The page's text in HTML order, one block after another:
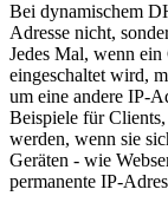
Bei dynamischem
Adresse nicht,
Jedes Mal, wenn
eingeschaltet wird,
um eine andere IP-
Beispiele für
werden, wenn sie
Geräten - wie
permanente IP-